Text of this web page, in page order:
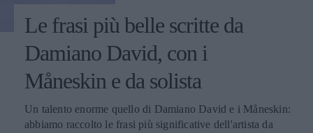
Le frasi più belle scritte da
Damiano David, con i
Måneskin e da solista
Un talento enorme quello di Damiano David e i Måneskin:
abbiamo raccolto le frasi più significative dell'artista da